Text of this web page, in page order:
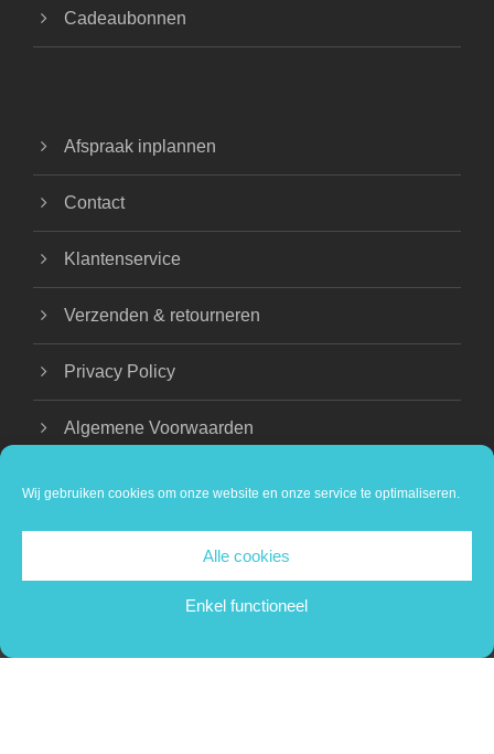
Wij gebruiken cookies om onze website en onze service te optimaliseren.
Alle cookies
Enkel functioneel
Cadeaubonnen
Afspraak inplannen
Contact
Klantenservice
Verzenden & retourneren
Privacy Policy
Algemene Voorwaarden
COPYRIGHT 2024 BEAUTIQUE NATHALIE |
PRIVACY VERKLARING